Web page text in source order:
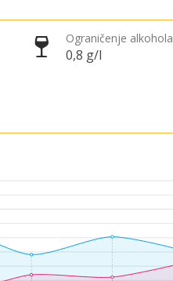
Ograničenje alkohola
0,8 g/l